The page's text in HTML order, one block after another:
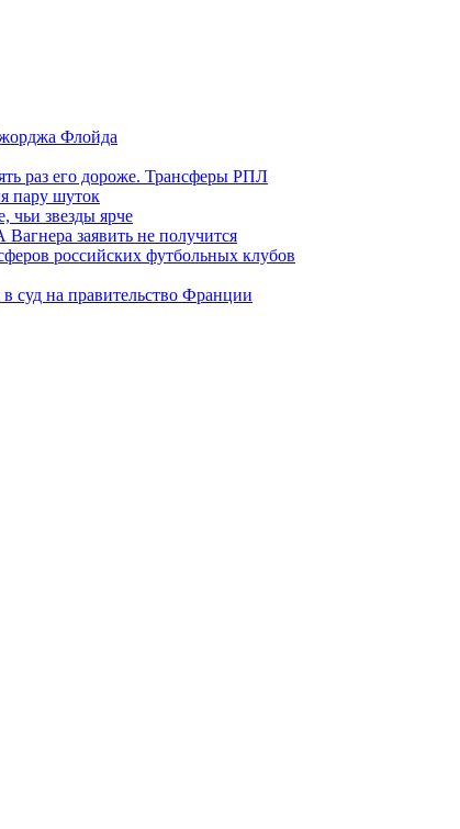
Флойда
раз его дороже. Трансферы РПЛ
пару шуток
чьи звезды ярче
заявить не получится
российских футбольных клубов
суд на правительство Франции